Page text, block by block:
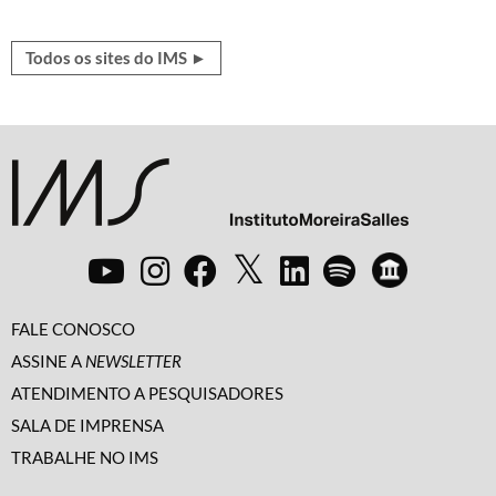
Todos os sites do IMS ►
FALE CONOSCO
ASSINE A NEWSLETTER
ATENDIMENTO A PESQUISADORES
SALA DE IMPRENSA
TRABALHE NO IMS